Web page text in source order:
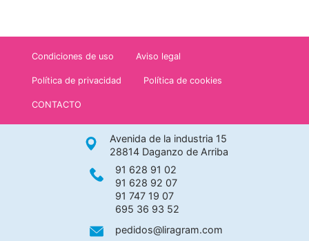
Condiciones de uso Aviso legal
Política de privacidad Política de cookies
CONTACTO
Avenida de la industria 15
28814 Daganzo de Arriba
91 628 91 02
91 628 92 07
91 747 19 07
695 36 93 52
pedidos@liragram.com